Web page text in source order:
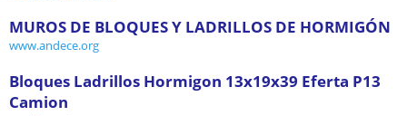
MUROS DE BLOQUES Y LADRILLOS DE HORMIGÓN
www.andece.org
Bloques Ladrillos Hormigon 13x19x39 Eferta P13
Camion